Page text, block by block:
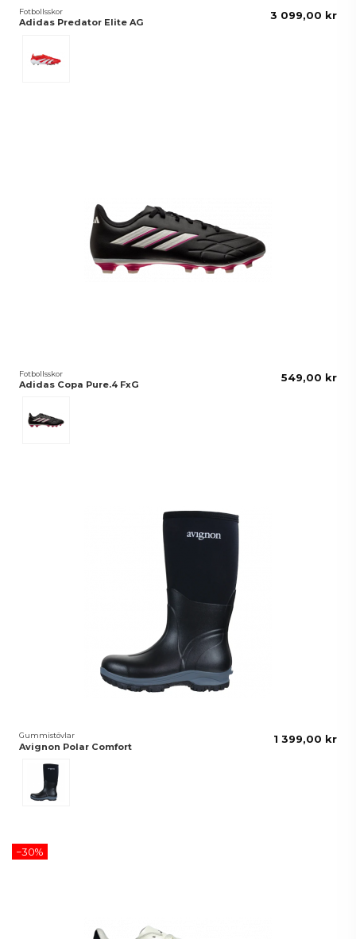
Fotbollsskor
Adidas Predator Elite AG
3 099,00 kr
Fotbollsskor
Adidas Copa Pure.4 FxG
549,00 kr
Gummistövlar
Avignon Polar Comfort
Svart
1 399,00 kr
−30%